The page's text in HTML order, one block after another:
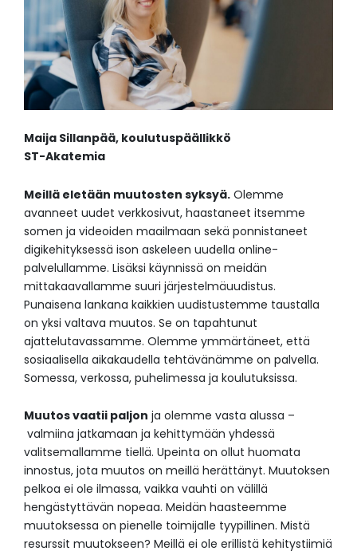
Maija Sillanpää, koulutuspäällikkö
ST-Akatemia
Meillä eletään muutosten syksyä. Olemme
avanneet uudet verkkosivut, haastaneet itsemme
somen ja videoiden maailmaan sekä ponnistaneet
digikehityksessä ison askeleen uudella online-
palvelullamme. Lisäksi käynnissä on meidän
mittakaavallamme suuri järjestelmäuudistus.
Punaisena lankana kaikkien uudistustemme taustalla
on yksi valtava muutos. Se on tapahtunut
ajattelutavassamme. Olemme ymmärtäneet, että
sosiaalisella aikakaudella tehtävänämme on palvella.
Somessa, verkossa, puhelimessa ja koulutuksissa.
Muutos vaatii paljon ja olemme vasta alussa –
valmiina jatkamaan ja kehittymään yhdessä
valitsemallamme tiellä. Upeinta on ollut huomata
innostus, jota muutos on meillä herättänyt. Muutoksen
pelkoa ei ole ilmassa, vaikka vauhti on välillä
hengästyttävän nopeaa. Meidän haasteemme
muutoksessa on pienelle toimijalle tyypillinen. Mistä
resurssit muutokseen? Meillä ei ole erillistä kehitystiimiä